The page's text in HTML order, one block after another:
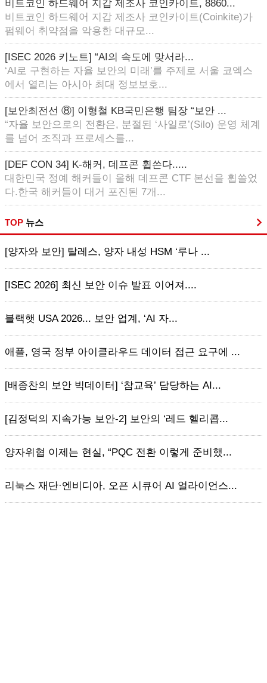
비트코인 하드웨어 지갑 제조사 코인카이트, 8860...
비트코인 하드웨어 지갑 제조사 코인카이트(Coinkite)가
펌웨어 취약점을 악용한 대규모...
[ISEC 2026 키노트] “AI의 속도에 맞서라...
‘AI로 구현하는 자율 보안의 미래’를 주제로 서울 코엑스
에서 열리는 아시아 최대 정보보호...
[보안최전선 ⑧] 이형철 KB국민은행 팀장 “보안 ...
“자율 보안으로의 전환은, 분절된 ‘사일로’(Silo) 운영 체계
를 넘어 조직과 프로세스를...
[DEF CON 34] K-해커, 데프콘 휩쓴다.....
대한민국 정예 해커들이 올해 데프콘 CTF 본선을 휩쓸었
다.한국 해커들이 대거 포진된 7개...
TOP 뉴스
[양자와 보안] 탈레스, 양자 내성 HSM ‘루나 ...
[ISEC 2026] 최신 보안 이슈 발표 이어져....
블랙햇 USA 2026... 보안 업계, ‘AI 자...
애플, 영국 정부 아이클라우드 데이터 접근 요구에 ...
[배종찬의 보안 빅데이터] ‘참교육’ 담당하는 AI...
[김정덕의 지속가능 보안-2] 보안의 ‘레드 헬리콥...
양자위협 이제는 현실, “PQC 전환 이렇게 준비했...
리눅스 재단·엔비디아, 오픈 시큐어 AI 얼라이언스...